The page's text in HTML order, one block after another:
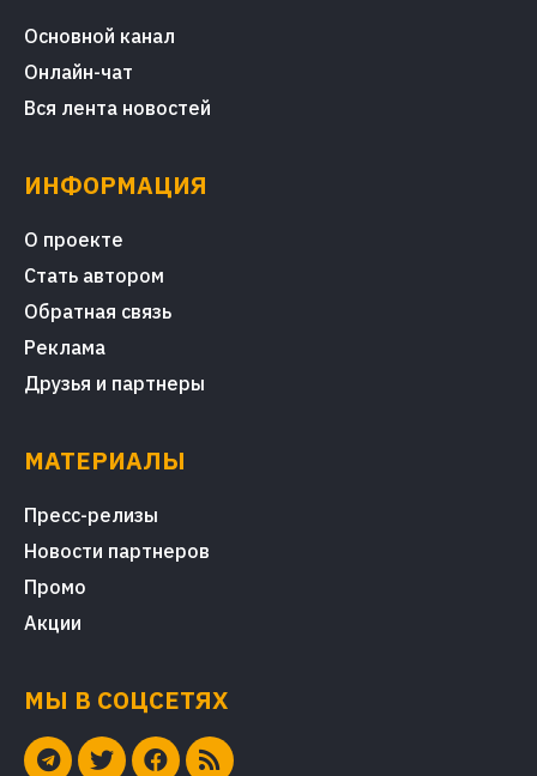
Основной канал
Онлайн-чат
Вся лента новостей
ИНФОРМАЦИЯ
О проекте
Стать автором
Обратная связь
Реклама
Друзья и партнеры
МАТЕРИАЛЫ
Пресс-релизы
Новости партнеров
Промо
Акции
МЫ В СОЦСЕТЯХ